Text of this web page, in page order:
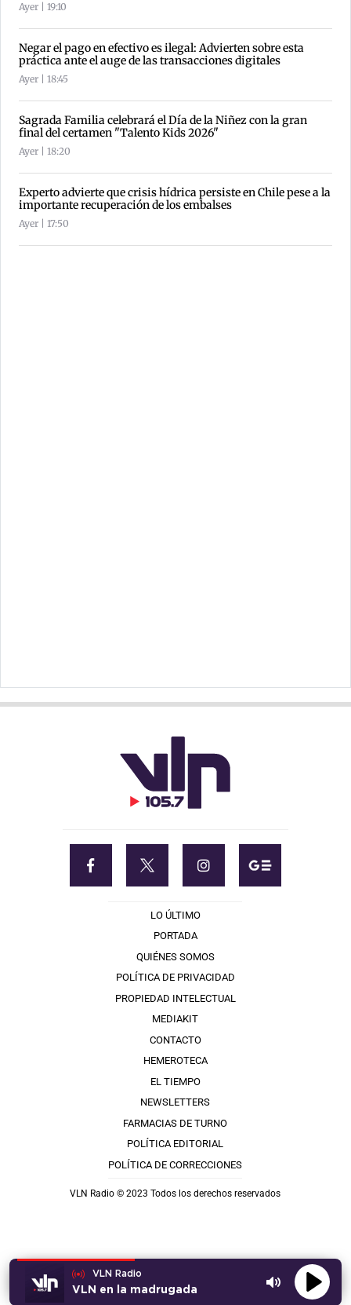
Ayer | 19:10
Negar el pago en efectivo es ilegal: Advierten sobre esta
práctica ante el auge de las transacciones digitales
Ayer | 18:45
Sagrada Familia celebrará el Día de la Niñez con la gran
final del certamen "Talento Kids 2026"
Ayer | 18:20
Experto advierte que crisis hídrica persiste en Chile pese a la
importante recuperación de los embalses
Ayer | 17:50
VLN Radio
VLN en la madrugada
LO ÚLTIMO
PORTADA
QUIÉNES SOMOS
POLÍTICA DE PRIVACIDAD
PROPIEDAD INTELECTUAL
MEDIAKIT
CONTACTO
HEMEROTECA
EL TIEMPO
NEWSLETTERS
FARMACIAS DE TURNO
POLÍTICA EDITORIAL
POLÍTICA DE CORRECCIONES
VLN Radio © 2023 Todos los derechos reservados